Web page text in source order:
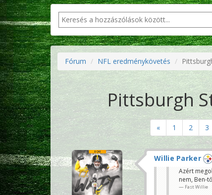
Fórum NFL eredménykövetés
Pittsburgh
« 1 2 3
Willie Parker
Azért
nem, Ben-
Fast Willie